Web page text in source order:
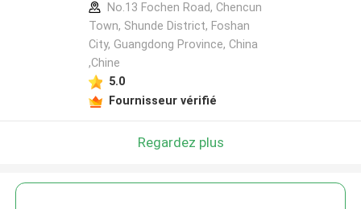
No.13 Fochen Road, Chencun
Town, Shunde District, Foshan
City, Guangdong Province, China
,Chine
5.0
Fournisseur vérifié
Regardez plus